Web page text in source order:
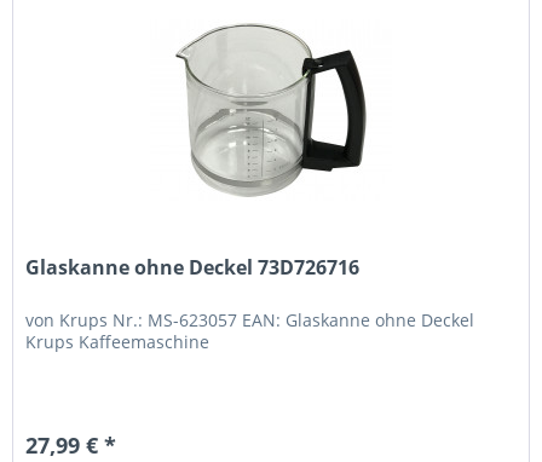
Glaskanne ohne Deckel 73D726716
von Krups Nr.: MS-623057 EAN: Glaskanne ohne Deckel
Krups Kaffeemaschine
27,99 € *